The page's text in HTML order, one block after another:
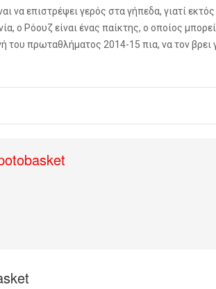
να επιστρέψει γερός στα γήπεδα, γιατί εκτός
ο Ρόουζ είναι ένας παίκτης, ο οποίος
του πρωταθλήματος 2014-15 πια, να τον βρει